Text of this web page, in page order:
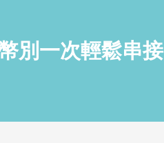
別一次輕鬆串接